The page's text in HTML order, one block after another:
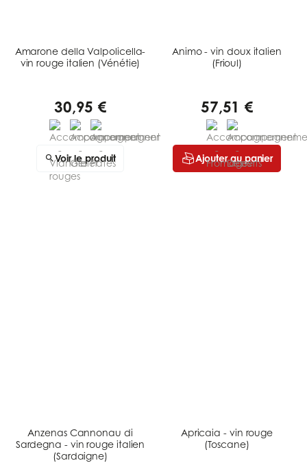
Amarone della Valpolicella-
vin rouge italien (Vénétie)
30,95 €
Voir le produit
Animo - vin doux italien
(Frioul)
57,51 €
Ajouter au panier
Anzenas Cannonau di
Sardegna - vin rouge italien
(Sardaigne)
Apricaia - vin rouge
(Toscane)